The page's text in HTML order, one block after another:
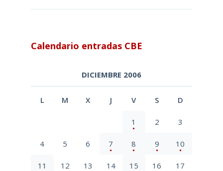
Calendario entradas CBE
DICIEMBRE 2006
L M X J V S D
1 2 3
4 5 6 7 8 9 10
11 12 13 14 15 16 17